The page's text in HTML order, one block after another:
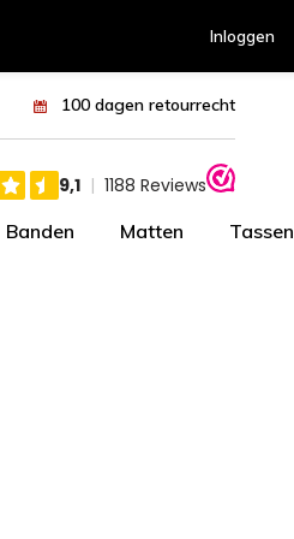
Inloggen
100 dagen retourrecht
Banden Matten Tassen